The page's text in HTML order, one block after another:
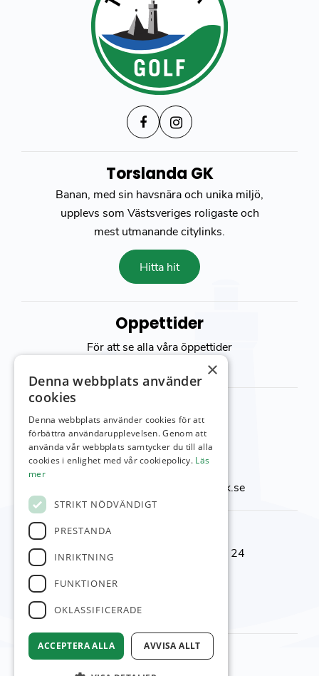
Torslanda GK
Banan, med sin havsnära och unika miljö,
upplevs som Västsveriges roligaste och
mest utmanande citylinks.
Hitta hit
Öppettider
För att se alla våra öppettider
kontakt sida
Viktor Setterbergs väg 5
423 38 Torslanda
Telefon:031-92 00 24
reception@torslandagk.se
Kontaktnummer
Reception & Shop:
031-92 00 24
Restaurang:
Banchef:
© Torslanda GK
×
Denna webbplats använder
cookies
Denna webbplats använder cookies för att
förbättra användarupplevelsen. Genom att
använda vår webbplats samtycker du till alla
cookies i enlighet med vår cookiepolicy. Läs
mer
STRIKT NÖDVÄNDIGT
PRESTANDA
INRIKTNING
FUNKTIONER
OKLASSIFICERADE
ACCEPTERA ALLA AVVISA ALLT